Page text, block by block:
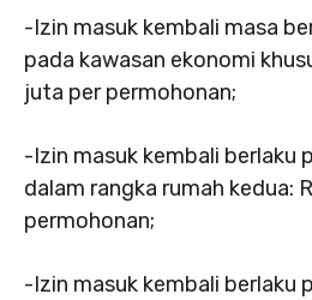
-Izin masuk kembali masa
pada kawasan ekonomi
juta per permohonan;
-Izin masuk kembali berlaku
dalam rangka rumah kedua:
permohonan;
-Izin masuk kembali berlaku